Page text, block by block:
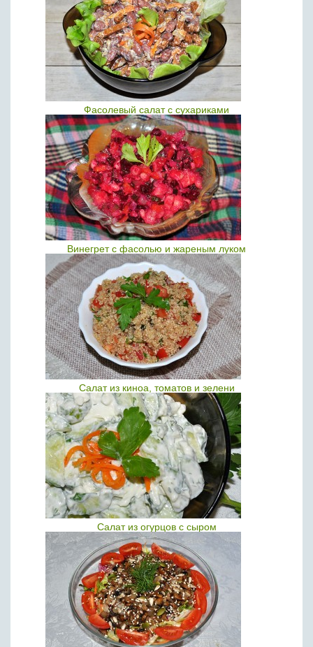
Фасолевый салат с сухариками
Винегрет с фасолью и жареным луком
Салат из киноа, томатов и зелени
Салат из огурцов с сыром